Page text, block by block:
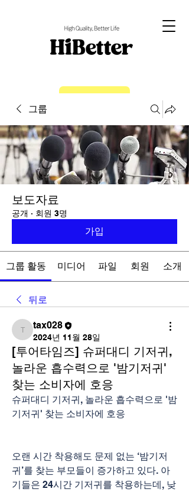
그룹
보도자료
공개 · 회원 3명
가입
그룹 활동 미디어 파일 회원 소개
뒤로
tax028
tax028
2024년 11월 28일
[투어타임즈] 슈퍼대디 기저귀,
놀라운 흡수력으로 '밤기저귀'
찾는 소비자에 호응
슈퍼대디 기저귀, 놀라운 흡수력으로 '밤
기저귀' 찾는 소비자에 호응
오랜 시간 착용해도 문제 없는 ‘밤기저
귀’를 찾는 부모들이 증가하고 있다. 아
기들은 24시간 기저귀를 착용하는데, 낮